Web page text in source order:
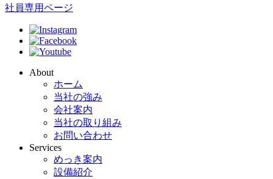
社員専用ページ
About
ホーム
当社の強み
会社案内
当社の取り組み
お問い合わせ
Services
めっき案内
設備紹介